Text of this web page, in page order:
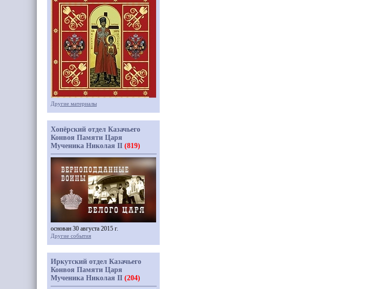
Другие материалы
Хопёрский отдел Казачьего
Конвоя Памяти Царя
Мученика Николая II (819)
основан 30 августа 2015 г.
Другие события
Иркутский отдел Казачьего
Конвоя Памяти Царя
Мученика Николая II (204)